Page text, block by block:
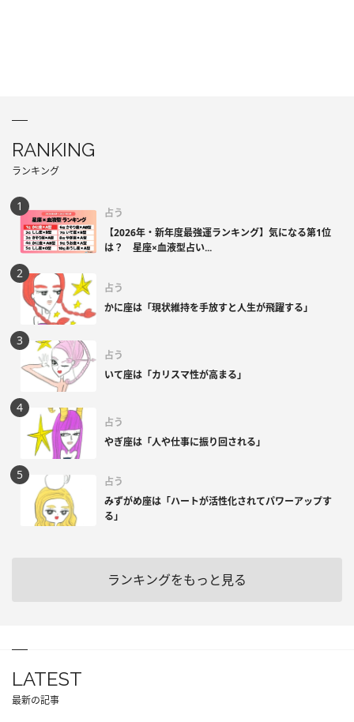
RANKING
ランキング
占う
【2026年・新年度最強運ランキング】気になる第1位
は？ 星座×血液型占い...
占う
かに座は「現状維持を手放すと人生が飛躍する」
占う
いて座は「カリスマ性が高まる」
占う
やぎ座は「人や仕事に振り回される」
占う
みずがめ座は「ハートが活性化されてパワーアップす
る」
ランキングをもっと見る
LATEST
最新の記事